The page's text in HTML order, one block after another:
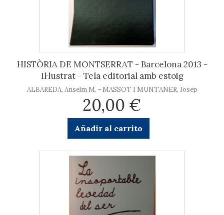
HISTÒRIA DE MONTSERRAT - Barcelona 2013 -
Il·lustrat - Tela editorial amb estoig
ALBAREDA, Anselm M. - MASSOT I MUNTANER, Josep
20,00 €
Añadir al carrito